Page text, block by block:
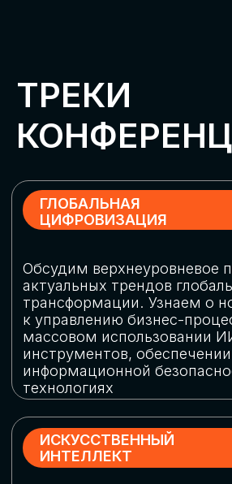
Выясним, как в наши дни уверенно
защищать свой бизнес от киберугроз
ЦИФРОВИЗАЦИЯ
МАРКЕТИНГА И ПРОДАЖ
Обменяемся опытом, какие ИИ-решения
в маркетинге и продажах наиболее
рекламными кампаниями показывают
наибольшую эффективность
РОБОТИЗАЦИЯ
Узнаем, в каких отраслях ИИ
«материализуется», какие роботы
решают сложные бизнес-задачи, а где
только обсуждают концепции
роботизации и потенциальные бюджеты
на тестирование образцов